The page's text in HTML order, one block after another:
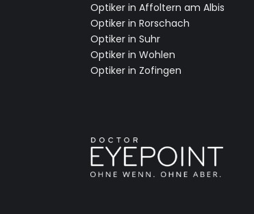
Optiker in Affoltern am Albis
Optiker in Rorschach
Optiker in Suhr
Optiker in Wohlen
Optiker in Zofingen